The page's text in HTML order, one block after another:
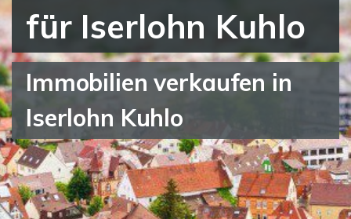
für Iserlohn Kuhlo
Immobilien verkaufen in
Iserlohn Kuhlo